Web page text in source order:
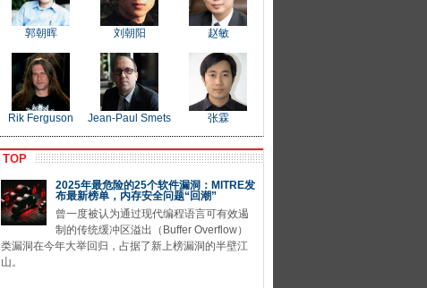
郭朝晖 刘朝阳 赵敏
Rik Ferguson Jean-Paul Smets 张霖
TOP
2025年最危险的25个软件漏洞：MITRE发
布最新榜单，内存安全问题“回潮”
曾一度被认为通过现代编程语言可有效遏
制的传统缓冲区溢出（Buffer Overflow）
类漏洞在今年大举回归，占据了新上榜漏洞的半壁江
山。